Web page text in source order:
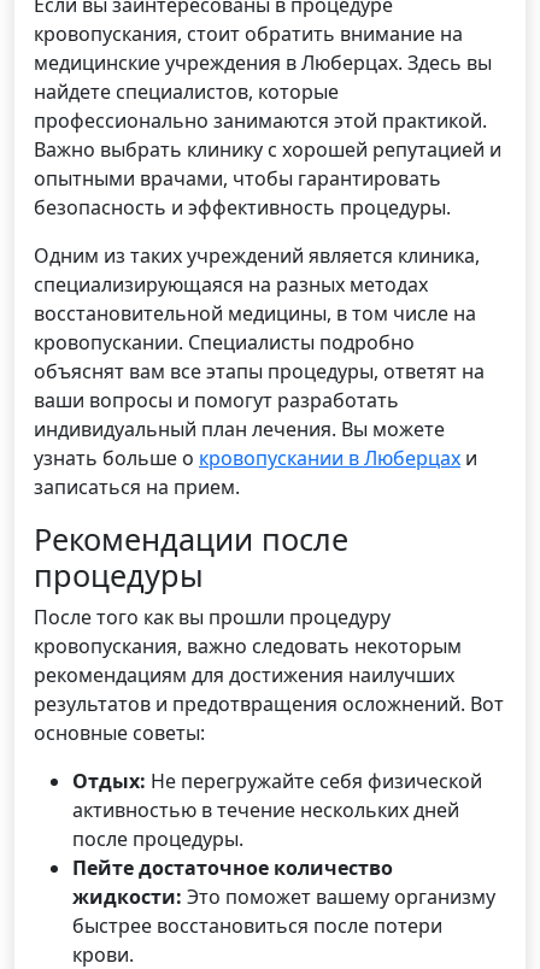
кровопускания, стоит обратить внимание на
медицинские учреждения в Люберцах. Здесь вы
найдете специалистов, которые
профессионально занимаются этой практикой.
Важно выбрать клинику с хорошей репутацией и
опытными врачами, чтобы гарантировать
безопасность и эффективность процедуры.
Одним из таких учреждений является клиника,
специализирующаяся на разных методах
восстановительной медицины, в том числе на
кровопускании. Специалисты подробно
объяснят вам все этапы процедуры, ответят на
ваши вопросы и помогут разработать
индивидуальный план лечения. Вы можете
узнать больше о кровопускании в Люберцах и
записаться на прием.
Рекомендации после
процедуры
После того как вы прошли процедуру
кровопускания, важно следовать некоторым
рекомендациям для достижения наилучших
результатов и предотвращения осложнений. Вот
основные советы:
Отдых: Не перегружайте себя физической
активностью в течение нескольких дней
после процедуры.
Пейте достаточное количество
жидкости: Это поможет вашему организму
быстрее восстановиться после потери
крови.